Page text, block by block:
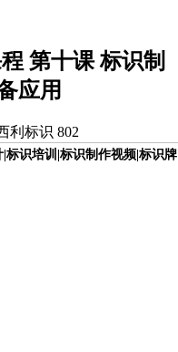
第十课 标识制
应用
利标识 802